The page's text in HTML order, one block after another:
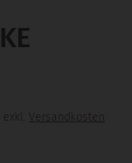
exkl. Versandkosten